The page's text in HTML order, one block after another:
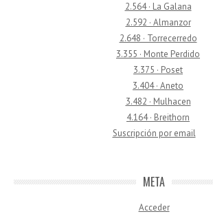
2.564 · La Galana
2.592 · Almanzor
2.648 · Torrecerredo
3.355 · Monte Perdido
3.375 · Poset
3.404 · Aneto
3.482 · Mulhacen
4.164 · Breithorn
Suscripción por email
META
Acceder